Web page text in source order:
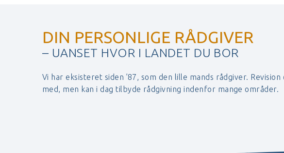
DIN PERSONLIGE RÅDGIVER
– UANSET HVOR I LANDET DU BOR
Vi har eksisteret siden ’87, som den lille mands rådgiver.
med, men kan i dag tilbyde rådgivning indenfor mange områder.